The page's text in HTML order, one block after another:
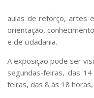
Qualidade e
Acessibilidade
Terceira Idade
Pequeno Cidadão
Campus Universitário
aulas de reforço, artes
orientação,
e de cidadania.
A exposição pode ser
segundas-feiras, das
feiras, das 8 às 18